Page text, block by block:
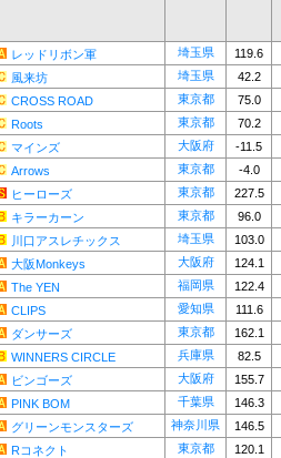
レッドリボン軍 埼玉県
119.6
風来坊 埼玉県
42.2
CROSS ROAD 東京都
75.0
Roots 東京都
70.2
マインズ 大阪府
-11.5
Arrows 東京都
-4.0
ヒーローズ 東京都
227.5
キラーカーン 東京都
96.0
川口アスレチックス 埼玉県
103.0
大阪Monkeys 大阪府
124.1
The YEN 福岡県
122.4
CLIPS 愛知県
111.6
ダンサーズ 東京都
162.1
WINNERS CIRCLE 兵庫県
82.5
ビンゴーズ 大阪府
155.7
PINK BOM 千葉県
146.3
グリーンモンスターズ 神奈川県
146.5
Rコネクト 東京都
120.1